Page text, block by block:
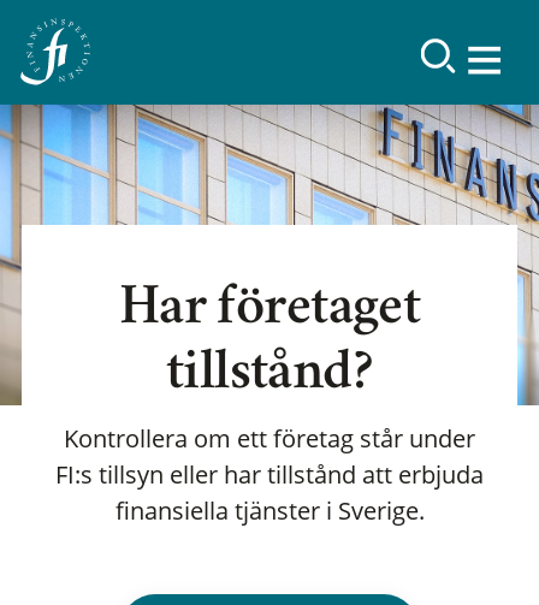
Har företaget
tillstånd?
Kontrollera om ett företag står under
FI:s tillsyn eller har tillstånd att erbjuda
finansiella tjänster i Sverige.